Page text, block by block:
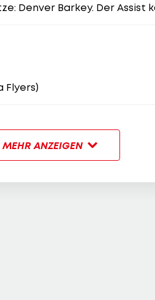
Denver Barkey. Der Assist
Flyers)
MEHR ANZEIGEN